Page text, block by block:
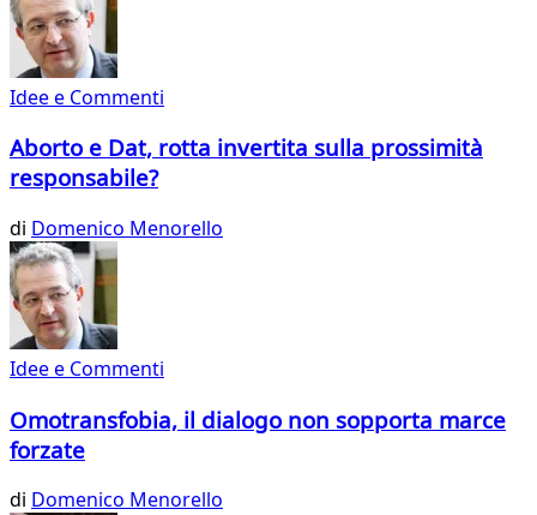
Idee e Commenti
Aborto e Dat, rotta invertita sulla prossimità
responsabile?
di Domenico Menorello
Idee e Commenti
Omotransfobia, il dialogo non sopporta marce
forzate
di Domenico Menorello